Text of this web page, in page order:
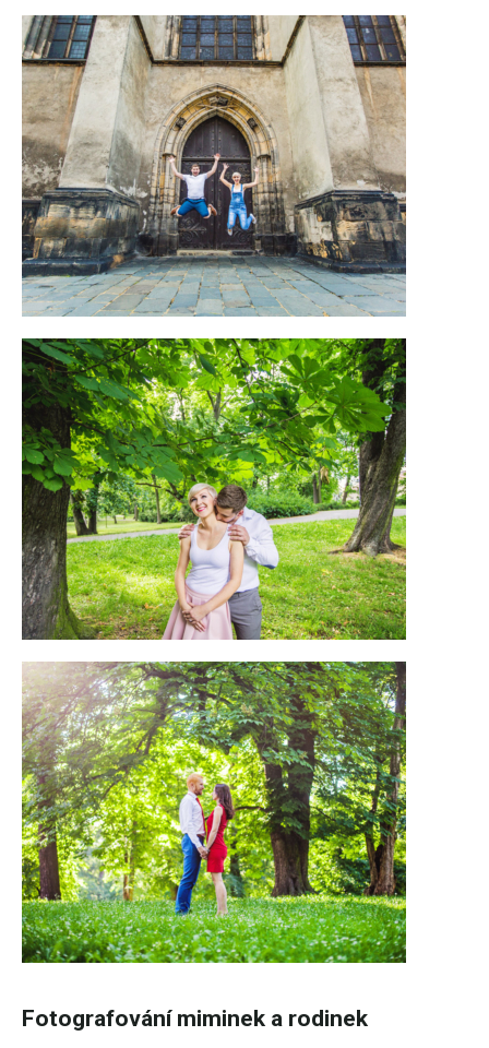
Fotografování miminek a rodinek